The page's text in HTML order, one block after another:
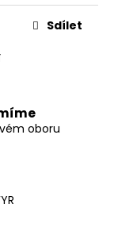
Sdílet
oboru